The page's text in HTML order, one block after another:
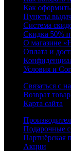
Как оформить
Пункты
Система
Скидка 50%
О магазине
Оплата и
Условия и
Связаться с
Возврат
Карта сайта
Подарочные
Партнёрская
Акции